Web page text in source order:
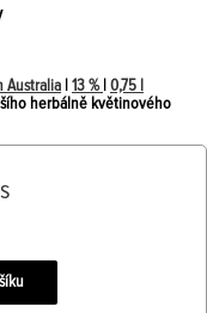
Australia 13 % 0,75 l
herbálně květinového